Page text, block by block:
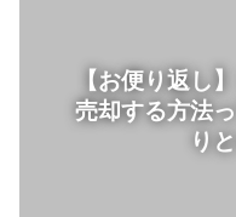
【お便り返し
売却する方法
り